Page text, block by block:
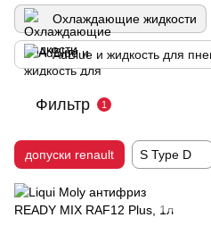
Охлаждающие жидкости
AdBlue и жидкость для
Фильтр 1
допуски renault S Type D